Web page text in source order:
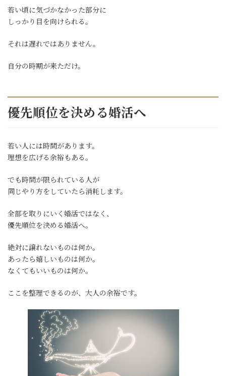
若い頃に気づかなかった部分に
しっかり目を向けられる。
それは遅れではありません。
自分の時期が来ただけ。
優先順位を決める婚活へ
若い人には時間があります。
理想を広げる余裕もある。
でも時間が限られている人が
同じやり方をしていたら消耗します。
全部を取りにいく婚活ではなく、
優先順位を決める婚活へ。
絶対に譲れないものは何か。
あったら嬉しいものは何か。
なくてもいいものは何か。
ここを整理できるのが、大人の余裕です。